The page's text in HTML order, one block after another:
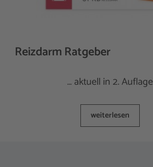
Reizdarm Ratgeber
… aktuell in 2. Auflage
weiterlesen